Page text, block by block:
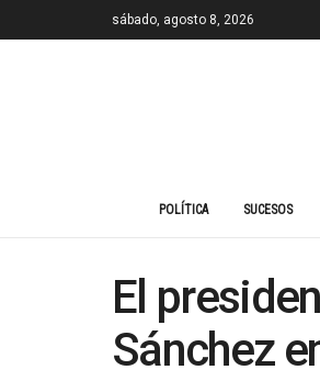
sábado, agosto 8, 2026
POLÍTICA SUCESOS
El
Sánchez